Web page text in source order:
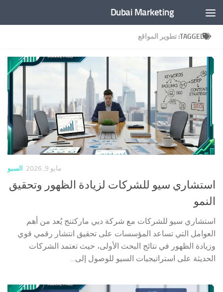
Dubai Marketing
TAGGED: تطوير المواقع
السيو مايو 9, 2026
استشاري سيو للشركات لزيادة الظهور وتحقيق
النمو
استشاري سيو للشركات مع شركة دبي ماركتنج يُعد من أهم
العوامل التي تساعد المؤسسات على تحقيق انتشار رقمي قوي
وزيادة الظهور في نتائج البحث الأولى، حيث تعتمد الشركات
الحديثة على استراتيجيات السيو للوصول إلى...